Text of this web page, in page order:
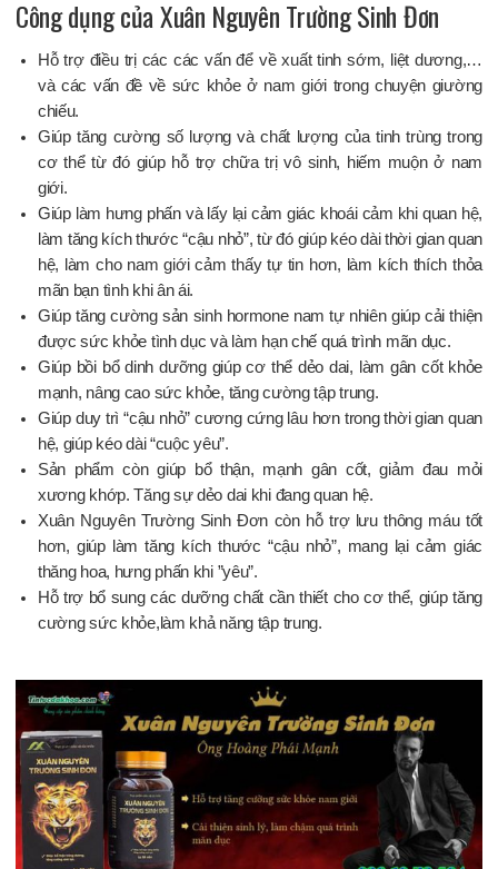
Công dụng của Xuân Nguyên Trường Sinh Đơn
Hỗ trợ điều trị các các vấn để về xuất tinh sớm, liệt dương,…
và các vấn đề về sức khỏe ở nam giới trong chuyện giường
chiếu.
Giúp tăng cường số lượng và chất lượng của tinh trùng trong
cơ thể từ đó giúp hỗ trợ chữa trị vô sinh, hiếm muộn ở nam
giới.
Giúp làm hưng phấn và lấy lại cảm giác khoái cảm khi quan hệ,
làm tăng kích thước “cậu nhỏ”, từ đó giúp kéo dài thời gian quan
hệ, làm cho nam giới cảm thấy tự tin hơn, làm kích thích thỏa
mãn bạn tình khi ân ái.
Giúp tăng cường sản sinh hormone nam tự nhiên giúp cải thiện
được sức khỏe tình dục và làm hạn chế quá trình mãn dục.
Giúp bồi bổ dinh dưỡng giúp cơ thể dẻo dai, làm gân cốt khỏe
mạnh, nâng cao sức khỏe, tăng cường tập trung.
Giúp duy trì “cậu nhỏ” cương cứng lâu hơn trong thời gian quan
hệ, giúp kéo dài “cuộc yêu”.
Sản phẩm còn giúp bổ thận, mạnh gân cốt, giảm đau mỏi
xương khớp. Tăng sự dẻo dai khi đang quan hệ.
Xuân Nguyên Trường Sinh Đơn còn hỗ trợ lưu thông máu tốt
hơn, giúp làm tăng kích thước “cậu nhỏ”, mang lại cảm giác
thăng hoa, hưng phấn khi ”yêu”.
Hỗ trợ bổ sung các dưỡng chất cần thiết cho cơ thể, giúp tăng
cường sức khỏe,làm khả năng tập trung.